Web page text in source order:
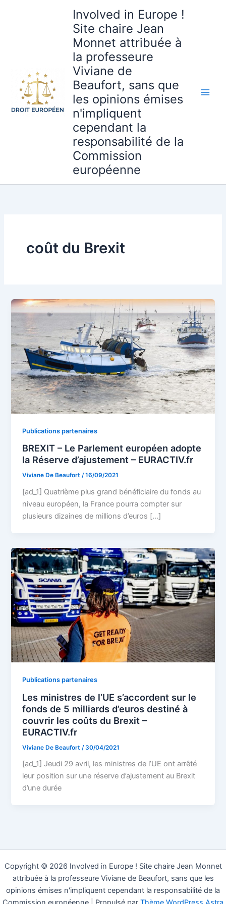
Involved in Europe !
Site chaire Jean
Monnet attribuée à
la professeure
Viviane de
Beaufort, sans que
les opinions émises
n'impliquent
cependant la
responsabilité de la
Commission
européenne
coût du Brexit
Publications partenaires
BREXIT – Le Parlement européen adopte
la Réserve d’ajustement – EURACTIV.fr
Viviane De Beaufort/16/09/2021
[ad_1] Quatrième plus grand bénéficiaire du fonds au
niveau européen, la France pourra compter sur
plusieurs dizaines de millions d’euros […]
Publications partenaires
Les ministres de l’UE s’accordent sur le
fonds de 5 milliards d’euros destiné à
couvrir les coûts du Brexit –
EURACTIV.fr
Viviane De Beaufort /30/04/2021
[ad_1] Jeudi 29 avril, les ministres de l’UE ont arrêté
leur position sur une réserve d’ajustement au Brexit
d’une durée
Copyright © 2026 Involved in Europe ! Site chaire Jean Monnet
attribuée à la professeure Viviane de Beaufort, sans que les
opinions émises n'impliquent cependant la responsabilité de la